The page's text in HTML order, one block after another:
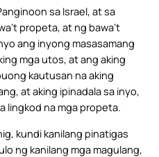
sa Israel, at sa
propeta, at ng bawa’t
ang inyong masasamang
mga utos, at ang aking
kautusan na aking
at aking ipinadala sa inyo,
lingkod na mga propeta.
kundi kanilang pinatigas
ng kanilang mga magulang,